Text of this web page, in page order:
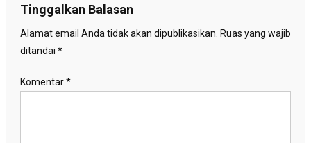
Tinggalkan Balasan
Alamat email Anda tidak akan dipublikasikan. Ruas yang wajib
ditandai *
Komentar*